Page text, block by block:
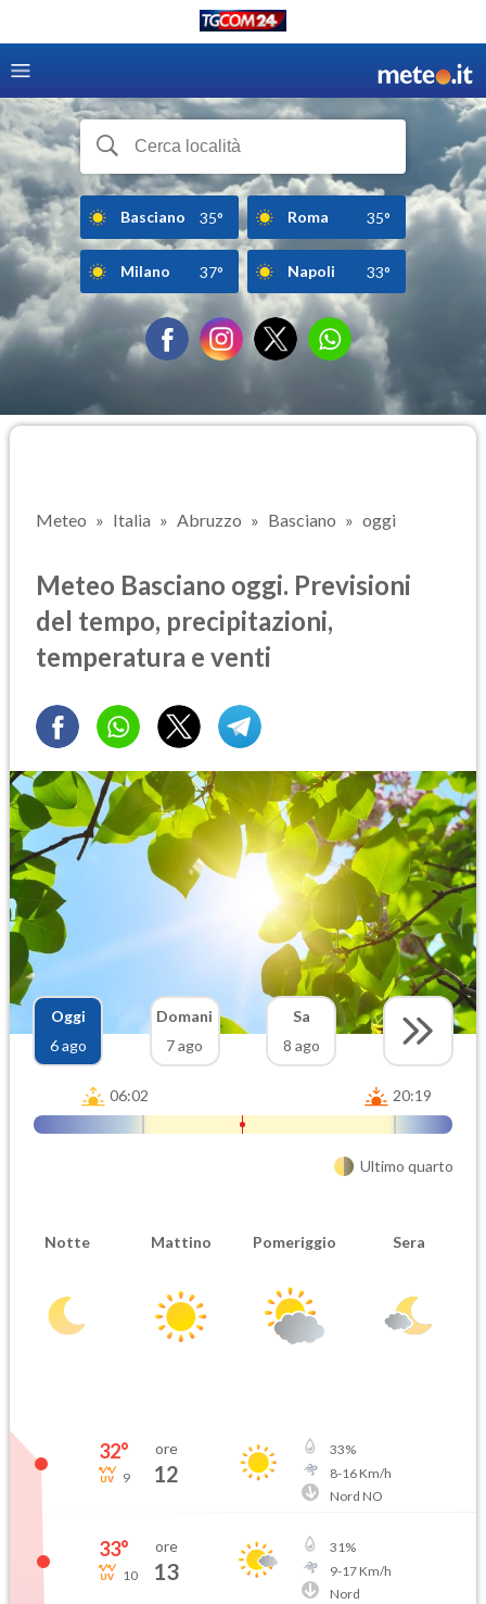
Basciano 35° Roma 35°
Milano 37° Napoli 33°
Meteo Italia Abruzzo Basciano oggi
Meteo Basciano oggi. Previsioni
del tempo, precipitazioni,
temperatura e venti
Oggi
6 ago
Domani
7 ago
Sa
8 ago
06:02 20:19
Ultimo quarto
Notte Mattino Pomeriggio Sera
32°
9
ore
12
33%
8-16Km/h
Nord NO
33°
10
ore
13
31%
9-17Km/h
Nord